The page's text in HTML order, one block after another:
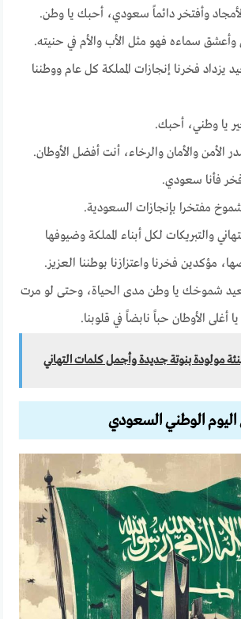
وأفتخر دائماً سعودي، أحبك يا وطن.
سماءه فهو مثل الأب والأم في حنيته.
يزداد فخرنا إنجازات المملكة كل عام ووطننا
يا وطني، أحبك.
الأمن والأمان والرخاء، أنت أفضل الأوطان.
فأنا سعودي.
مفتخرا بإنجازات السعودية.
والتبريكات لكل أبناء المملكة وضيوفها
مؤكدين فخرنا واعتزازنا بوطننا العزيز.
شموخك يا وطن مدى الحياة، وحتى لو مرت
الأوطان حباً نابضاً في قلوبنا.
مولودة بنوتة جديدة وأجمل كلمات التهاني
الوطني السعودي